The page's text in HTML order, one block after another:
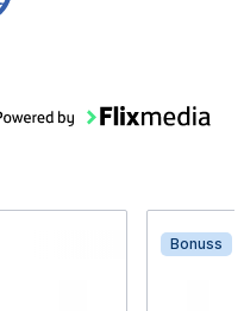
Bonuss